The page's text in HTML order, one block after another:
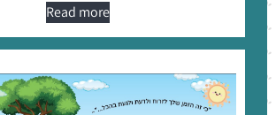
Read more